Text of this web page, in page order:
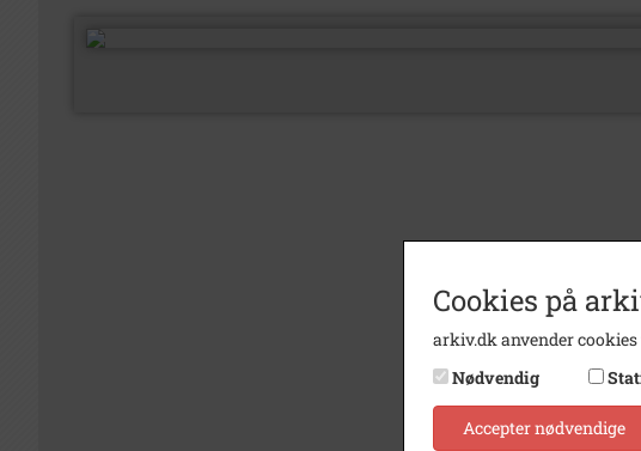
Cookies på
arkiv.dk anvender
Nødvendig
Accepter nødvendige